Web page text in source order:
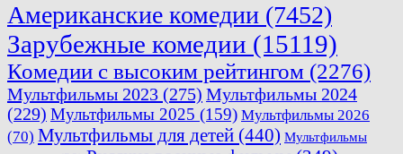
Американские комедии (7452)
Зарубежные комедии (15119)
Комедии с высоким рейтингом (2276)
Мультфильмы 2023 (275) Мультфильмы 2024
(229) Мультфильмы 2025 (159) Мультфильмы 2026
(70) Мультфильмы для детей (440) Мультфильмы